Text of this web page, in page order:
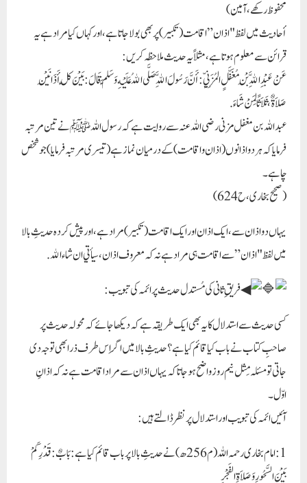
محفوظ رکھے، آمین)
أحادیث میں لفظ "اذان” اقامت (تکبیر) پر بھی بولا جاتا ہے، اور کہاں کیا مراد ہے یہ
قرائن سے معلوم ہوتا ہے، مثلاً یہ حدیث ملاحظہ کریں:
عَنْ عَبْدِ اللَّهِ بْنِ مُغَفَّلٍ المُزَنِيِّ: أَنَّ رَسُولَ اللَّهِ صَلَّى اللهُ عَلَيْهِ وَسَلَّمَ قَالَ: بَيْنَ كُلِّ أَذَانَيْنِ
صَلاَةٌ، ثَلاَثًا لِمَنْ شَاءَ.
عبداللہ بن مغفل مزنی رضی اللہ عنہ سے روایت ہے کہ رسول اللہﷺ نے تین مرتبہ
فرمایا کہ ہر دو اذانوں (اذان و اقامت) کے درمیان نماز ہے (تیسری مرتبہ فرمایا) جو شخص
چاہے۔
(صحیح بخاری، ح624)
یہاں دو اذان سے، ایک اذان اور ایک اقامت (تکبیر) مراد ہے، اور پیش کردہ حدیثِ بالا
میں لفظ "اذان” سے اقامت ہی مراد ہے نہ کہ معروف اذان، سيأتي ان شاء الله.
فریقِ ثانی کی مُستدل حدیث پر ائمہ کی تبویب:
کسی حدیث سے استدلال کا یہ بھی ایک طریقہ ہے کہ دیکھا جائے کہ محولہ حدیث پر
صاحبِ کتاب نے باب کیا قائم کیا ہے؟ حدیثِ بالا میں اگر اِس طرف ذرا بھی توجہ دی
جاتی تو مسئلہ مِثل نیم روز واضح ہوجاتا کہ یہاں اذان سے مراد اقامت ہے نہ کہ اذانِ
اوّل۔
آئیں ائمہ کی تبویب اور استدلال پر نظر ڈالتے ہیں:
1: امام بخاری رحمہ اللہ (م256ھ) نے حدیثِ بالا پر باب قائم کیا ہے: بَابٌ: قَدْرِ كَمْ
بَيْنَ السَّحُورِ وَصَلاَةِ الفَجْرِ